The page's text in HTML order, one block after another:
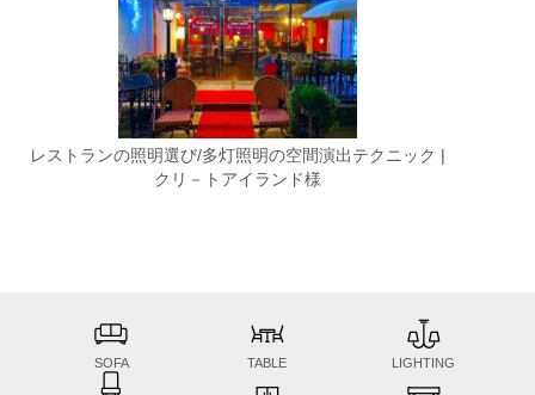
レストランの照明選び/多灯照明の空間演出テクニック |
クリ－トアイランド様
SOFA TABLE LIGHTING